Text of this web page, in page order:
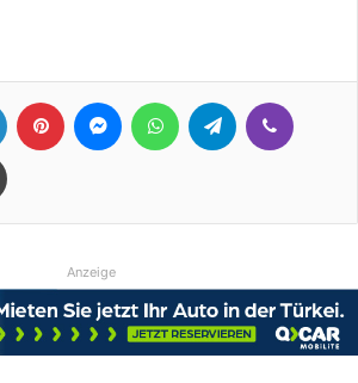
LinkedIn Pinterest MessengerWhatsAppTelegram
Drucken
Anzeige